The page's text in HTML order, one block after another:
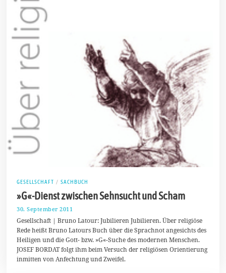
GESELLSCHAFT / SACHBUCH
»G«-Dienst zwischen Sehnsucht und Scham
30. September 2011
.
J
u
l
2
Gesellschaft | Bruno Latour: Jubilieren Jubilieren. Über religiöse
Rede heißt Bruno Latours Buch über die Sprachnot angesichts des
Heiligen und die Gott- bzw. »G«-Suche des modernen Menschen.
JOSEF BORDAT folgt ihm beim Versuch der religiösen Orientierung
inmitten von Anfechtung und Zweifel.